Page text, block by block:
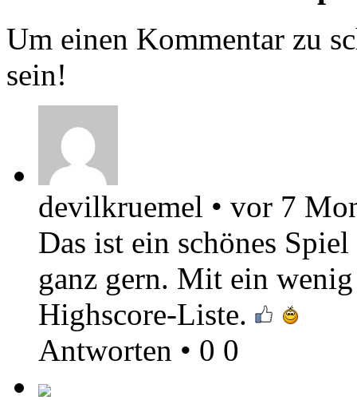
Um einen Kommentar zu
sein!
devilkruemel • vor 7
Das ist ein schönes
ganz gern. Mit ein
Highscore-Liste.
Antworten • 0 0